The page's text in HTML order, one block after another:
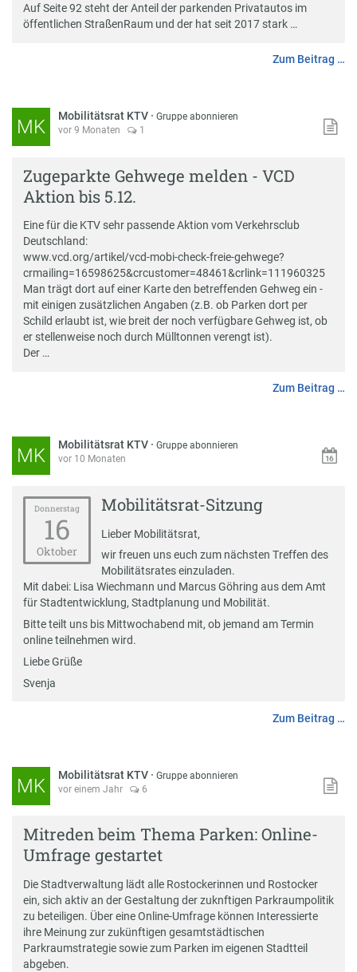
Auf Seite 92 steht der Anteil der parkenden Privatautos im
öffentlichen StraßenRaum und der hat seit 2017 stark …
Zum Beitrag …
MK Mobilitätsrat KTV ·Gruppe abonnieren
vor 9 Monaten
1
Zugeparkte Gehwege melden - VCD
Aktion bis 5.12.
Eine für die KTV sehr passende Aktion vom Verkehrsclub
Deutschland:
www.vcd.org/artikel/vcd-mobi-check-freie-gehwege?
crmailing=16598625&crcustomer=48461&crlink=111960325
Man trägt dort auf einer Karte den betreffenden Gehweg ein -
mit einigen zusätzlichen Angaben (z.B. ob Parken dort per
Schild erlaubt ist, wie breit der noch verfügbare Gehweg ist, ob
er stellenweise noch durch Mülltonnen verengt ist).
Der …
Zum Beitrag …
MK Mobilitätsrat KTV ·Gruppe abonnieren
vor 10 Monaten
Donnerstag
16
Oktober
Mobilitätsrat-Sitzung
Lieber Mobilitätsrat,
wir freuen uns euch zum nächsten Treffen des
Mobilitätsrates einzuladen.
Mit dabei: Lisa Wiechmann und Marcus Göhring aus dem Amt
für Stadtentwicklung, Stadtplanung und Mobilität.
Bitte teilt uns bis Mittwochabend mit, ob jemand am Termin
online teilnehmen wird.
Liebe Grüße
Svenja
Zum Beitrag …
MK Mobilitätsrat KTV ·Gruppe abonnieren
vor einem Jahr
6
Mitreden beim Thema Parken: Online-
Umfrage gestartet
Die Stadtverwaltung lädt alle Rostockerinnen und Rostocker
ein, sich aktiv an der Gestaltung der zuknftigen Parkraumpolitik
zu beteiligen. Über eine Online-Umfrage können Interessierte
ihre Meinung zur zukünftigen gesamtstädtischen
Parkraumstrategie sowie zum Parken im eigenen Stadtteil
abgeben.